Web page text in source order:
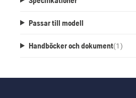
Passar till modell
Handböcker och dokument(1 )